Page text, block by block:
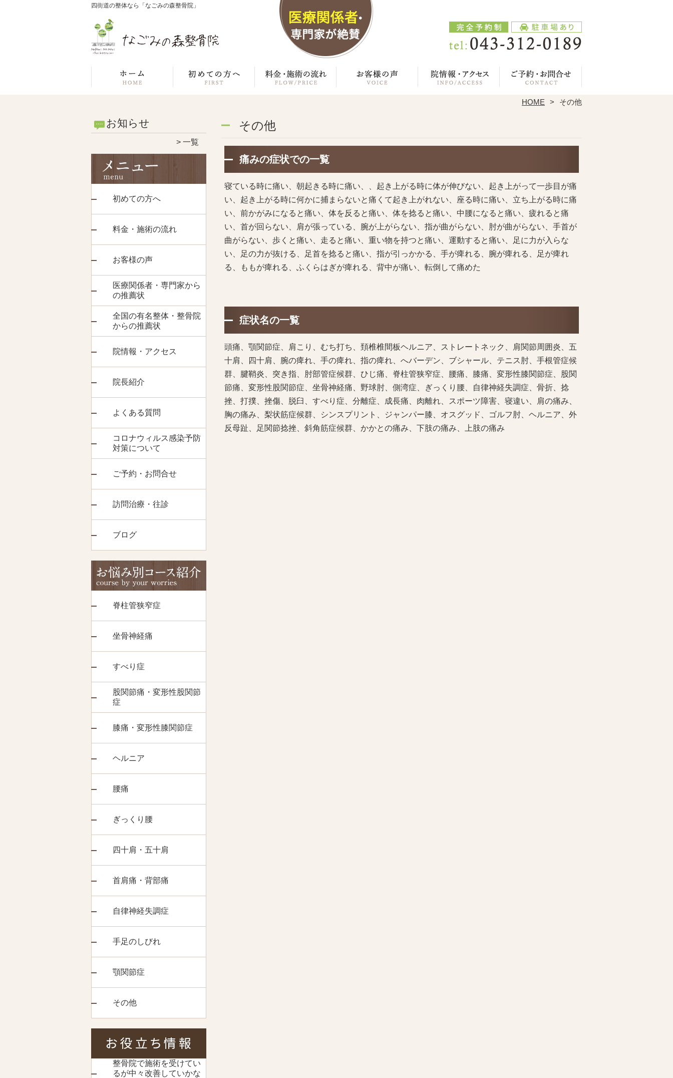
四街道の整体なら「なごみの森整骨院」
HOME その他
お知らせ
一覧
初めての方へ
料金・施術の流れ
お客様の声
医療関係者・専門家から
の推薦状
全国の有名整体・整骨院
からの推薦状
院情報・アクセス
院長紹介
よくある質問
コロナウィルス感染予防
対策について
ご予約・お問合せ
訪問治療・往診
ブログ
脊柱管狭窄症
坐骨神経痛
すべり症
股関節痛・変形性股関節
症
膝痛・変形性膝関節症
ヘルニア
腰痛
ぎっくり腰
四十肩・五十肩
首肩痛・背部痛
自律神経失調症
手足のしびれ
顎関節症
その他
整骨院で施術を受けてい
るが中々改善していかな
その他
痛みの症状での一覧
寝ている時に痛い、朝起きる時に痛い、、起き上がる時に体が伸びない、起き上がって一歩目が痛
い、起き上がる時に何かに捕まらないと痛くて起き上がれない、座る時に痛い、立ち上がる時に痛
い、前かがみになると痛い、体を反ると痛い、体を捻ると痛い、中腰になると痛い、疲れると痛
い、首が回らない、肩が張っている、腕が上がらない、指が曲がらない、肘が曲がらない、手首が
曲がらない、歩くと痛い、走ると痛い、重い物を持つと痛い、運動すると痛い、足に力が入らな
い、足の力が抜ける、足首を捻ると痛い、指が引っかかる、手が痺れる、腕が痺れる、足が痺れ
る、ももが痺れる、ふくらはぎが痺れる、背中が痛い、転倒して痛めた
症状名の一覧
頭痛、顎関節症、肩こり、むち打ち、頚椎椎間板ヘルニア、ストレートネック、肩関節周囲炎、五
十肩、四十肩、腕の痺れ、手の痺れ、指の痺れ、へバーデン、ブシャール、テニス肘、手根管症候
群、腱鞘炎、突き指、肘部管症候群、ひじ痛、脊柱管狭窄症、腰痛、膝痛、変形性膝関節症、股関
節痛、変形性股関節症、坐骨神経痛、野球肘、側湾症、ぎっくり腰、自律神経失調症、骨折、捻
挫、打撲、挫傷、脱臼、すべり症、分離症、成長痛、肉離れ、スポーツ障害、寝違い、肩の痛み、
胸の痛み、梨状筋症候群、シンスプリント、ジャンパー膝、オスグッド、ゴルフ肘、ヘルニア、外
反母趾、足関節捻挫、斜角筋症候群、かかとの痛み、下肢の痛み、上肢の痛み